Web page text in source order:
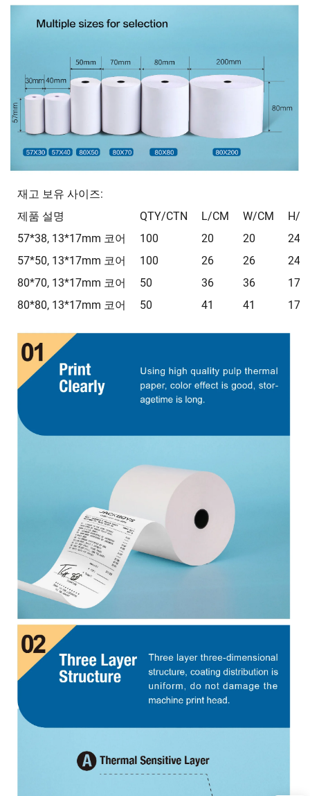
재고 보유 사이즈:
제품 설명
QTY/CTN L/CM W/CM
H/
57*38, 13*17mm 코어
100 20 20
24
57*50, 13*17mm 코어
100 26 26
24
80*70, 13*17mm 코어
50 36 36
17
80*80, 13*17mm 코어
50 41 41 17